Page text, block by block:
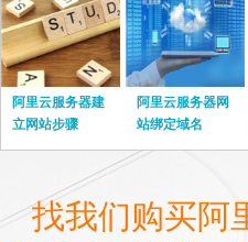
阿里云服务器建
立网站步骤
阿里云服务器网
站绑定域名
找我们购买阿